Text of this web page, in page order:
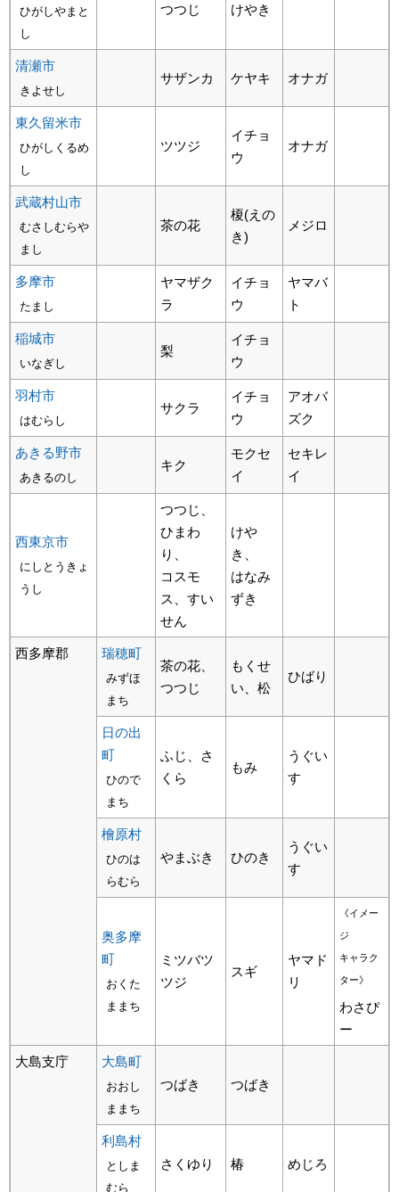
ひがしやまと
し
つつじ けやき
清瀬市
きよせし
サザンカ ケヤキ オナガ
東久留米市
ひがしくるめ
し
ツツジ
イチョ
ウ
オナガ
武蔵村山市
むさしむらや
まし
茶の花
榎(えの
き)
メジロ
多摩市
たまし
ヤマザク
ラ
イチョ
ウ
ヤマバ
ト
稲城市
いなぎし
梨
イチョ
ウ
羽村市
はむらし
サクラ
イチョ
ウ
アオバ
ズク
あきる野市
あきるのし
キク
モクセ
イ
セキレ
イ
西東京市
にしとうきょ
うし
つつじ、
ひまわ
り、
コスモ
ス、すい
せん
けや
き、
はなみ
ずき
西多摩郡 瑞穂町
みずほ
まち
茶の花、
つつじ
もくせ
い、松
ひばり
日の出
町
ひので
まち
ふじ、さ
くら
もみ
うぐい
す
檜原村
ひのは
らむら
やまぶき ひのき
うぐい
す
奥多摩
町
おくた
ままち
ミツバツ
ツジ
スギ
ヤマド
リ
《イメー
ジ
キャラク
ター》
わさぴ
ー
大島支庁 大島町
おおし
ままち
つばき つばき
利島村
としま
むら
さくゆり 椿 めじろ